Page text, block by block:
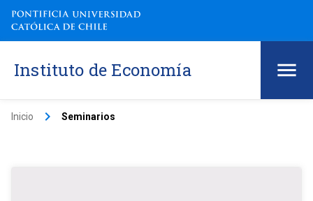
Instituto de Economía
Inicio keyboard_arrow_right Seminarios